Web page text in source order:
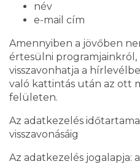
név
e-mail cím
Amennyiben a jövőben
értesülni programjainkról,
visszavonhatja a
való kattintás után az ott
felületen.
Az adatkezelés
visszavonásáig
Az adatkezelés jogalapja: